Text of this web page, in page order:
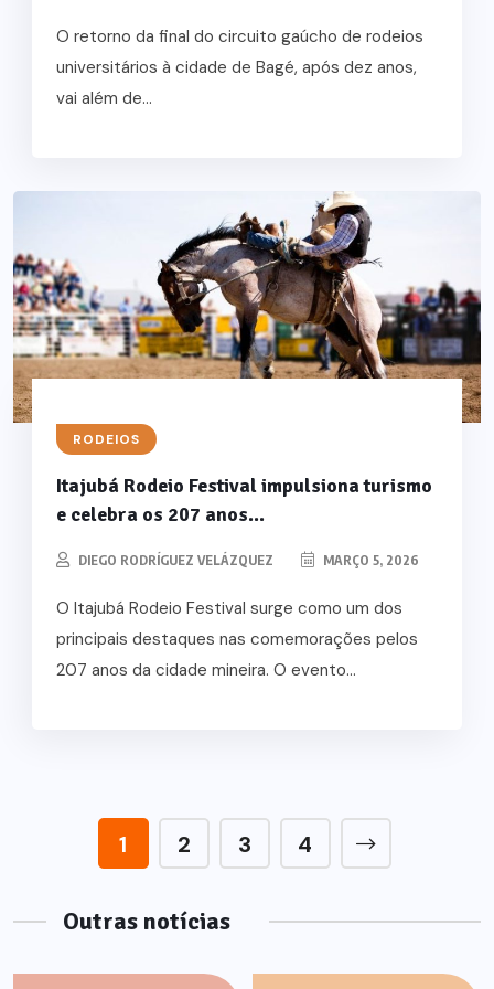
O retorno da final do circuito gaúcho de rodeios
universitários à cidade de Bagé, após dez anos,
vai além de...
RODEIOS
Itajubá Rodeio Festival impulsiona turismo
e celebra os 207 anos...
DIEGO RODRÍGUEZ VELÁZQUEZ MARÇO 5, 2026
O Itajubá Rodeio Festival surge como um dos
principais destaques nas comemorações pelos
207 anos da cidade mineira. O evento...
1 2 3 4
Outras notícias